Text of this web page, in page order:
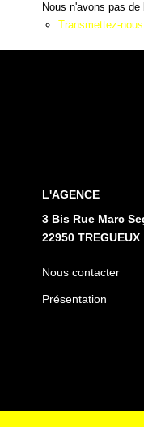
Nous n'avons pas
Transmettez-
L'AGENCE
3 Bis Rue Marc
22950 TREGUEUX
Nous contacter
Présentation